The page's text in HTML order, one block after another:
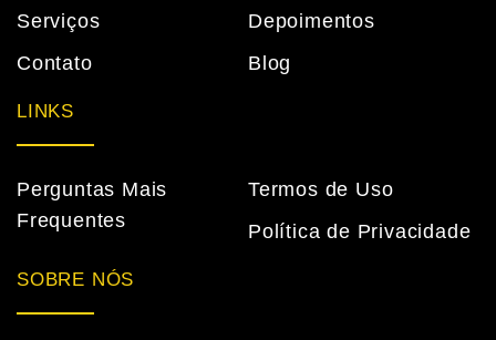
Serviços
Depoimentos
Contato
Blog
LINKS
Perguntas Mais
Frequentes
Termos de Uso
Política de Privacidade
SOBRE NÓS